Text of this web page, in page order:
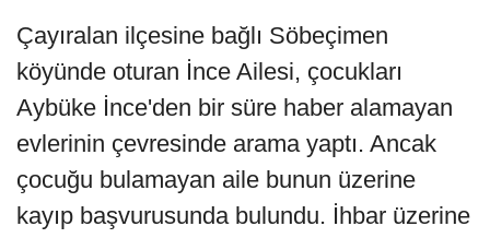
Çayıralan ilçesine bağlı Söbeçimen
köyünde oturan İnce Ailesi, çocukları
Aybüke İnce'den bir süre haber alamayan
evlerinin çevresinde arama yaptı. Ancak
çocuğu bulamayan aile bunun üzerine
kayıp başvurusunda bulundu. İhbar üzerine